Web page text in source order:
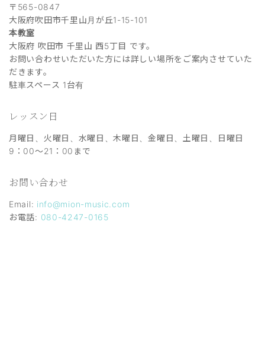
〒565-0847
大阪府吹田市千里山月が丘1-15-101
本教室
大阪府 吹田市 千里山 西5丁目 です。
お問い合わせいただいた方には詳しい場所をご案内させていた
だきます。
駐車スペース 1台有
レッスン日
月曜日、火曜日、水曜日、木曜日、金曜日、土曜日、日曜日
9：00～21：00まで
お問い合わせ
Email: info@mion-music.com
お電話: 080-4247-0165